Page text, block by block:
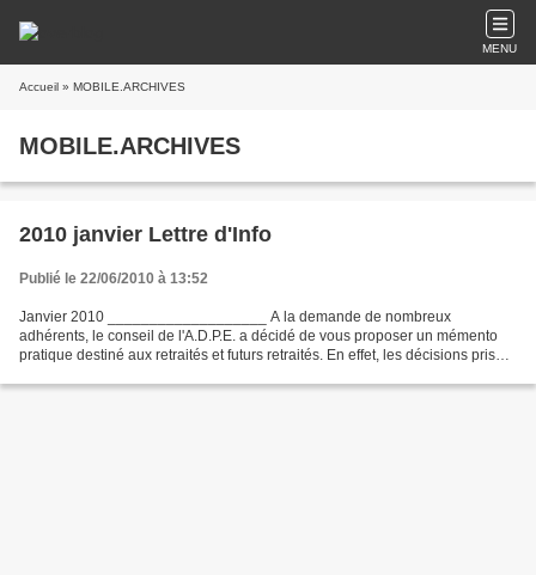
MENU
Accueil » MOBILE.ARCHIVES
MOBILE.ARCHIVES
2010 janvier Lettre d'Info
Publié le 22/06/2010 à 13:52
Janvier 2010 ___________________ A la demande de nombreux
adhérents, le conseil de l'A.D.P.E. a décidé de vous proposer un mémento
pratique destiné aux retraités et futurs retraités. En effet, les décisions prises